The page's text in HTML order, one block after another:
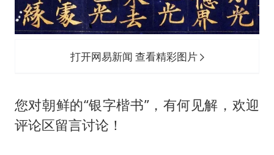
打开网易新闻 查看精彩图片
您对朝鲜的“银字楷书”，有何见解，欢迎
评论区留言讨论！